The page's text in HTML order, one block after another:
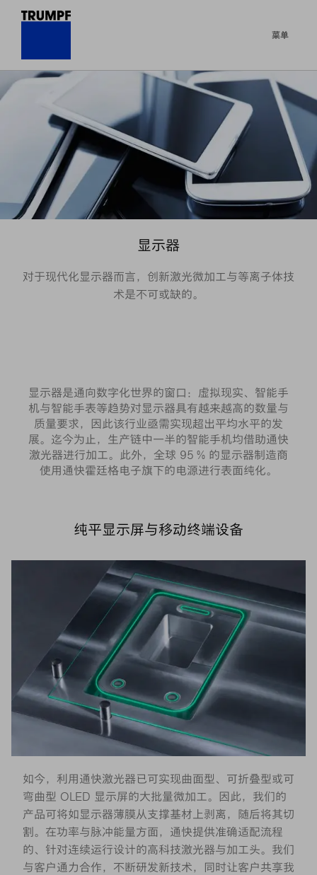
菜单
显示器
对于现代化显示器而言，创新激光微加工与等离子体技
术是不可或缺的。
显示器是通向数字化世界的窗口：虚拟现实、智能手
机与智能手表等趋势对显示器具有越来越高的数量与
质量要求，因此该行业亟需实现超出平均水平的发
展。迄今为止，生产链中一半的智能手机均借助通快
激光器进行加工。此外，全球 95 % 的显示器制造商
使用通快霍廷格电子旗下的电源进行表面纯化。
纯平显示屏与移动终端设备
如今，利用通快激光器已可实现曲面型、可折叠型或可
弯曲型 OLED 显示屏的大批量微加工。因此，我们的
产品可将如显示器薄膜从支撑基材上剥离，随后将其切
割。在功率与脉冲能量方面，通快提供准确适配流程
的、针对连续运行设计的高科技激光器与加工头。我们
与客户通力合作，不断研发新技术，同时让客户共享我